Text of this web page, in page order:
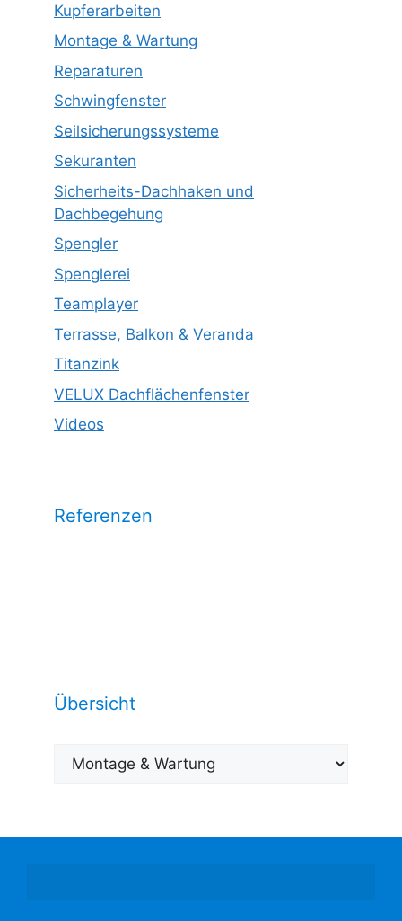
Kupferarbeiten
Montage & Wartung
Reparaturen
Schwingfenster
Seilsicherungssysteme
Sekuranten
Sicherheits-Dachhaken und
Dachbegehung
Spengler
Spenglerei
Teamplayer
Terrasse, Balkon & Veranda
Titanzink
VELUX Dachflächenfenster
Videos
Referenzen
Übersicht
Übersicht